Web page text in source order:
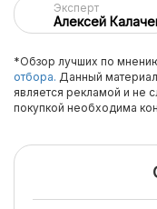
Эксперт
Алексей
*Обзор лучших по
отбора. Данный
является рекламой и не
покупкой необходима